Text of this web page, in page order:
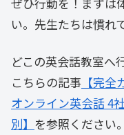
い。先生たちは慣れ
どこの英会話教室へ
こちらの記事 【完
オンライン英会話 4
別】 を参照ください。